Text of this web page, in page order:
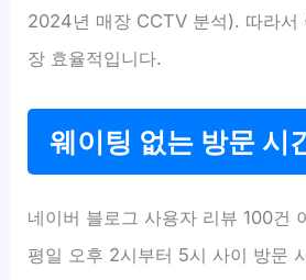
2024년 매장 CCTV 분석). 따라서
장 효율적입니다.
웨이팅 없는 방문 시
네이버 블로그 사용자 리뷰 100건
평일 오후 2시부터 5시 사이 방문